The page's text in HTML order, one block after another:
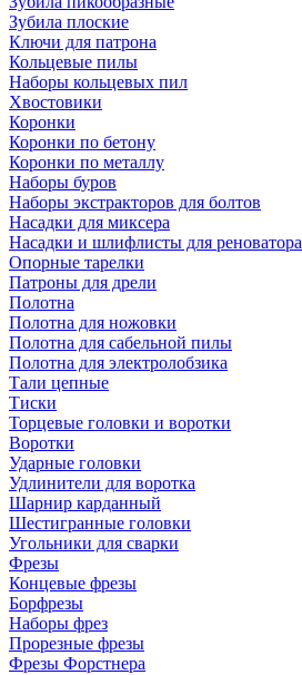
Зубила плоские
Ключи для патрона
Кольцевые пилы
Наборы кольцевых пил
Хвостовики
Коронки
Коронки по бетону
Коронки по металлу
Наборы буров
Наборы экстракторов для болтов
Насадки для миксера
Насадки и шлифлисты для реноватора
Опорные тарелки
Патроны для дрели
Полотна
Полотна для ножовки
Полотна для сабельной пилы
Полотна для электролобзика
Тали цепные
Тиски
Торцевые головки и воротки
Воротки
Ударные головки
Удлинители для воротка
Шарнир карданный
Шестигранные головки
Угольники для сварки
Фрезы
Концевые фрезы
Борфрезы
Наборы фрез
Прорезные фрезы
Фрезы Форстнера